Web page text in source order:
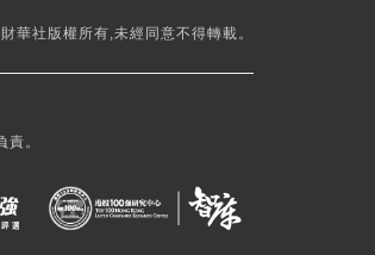
華社版權所有,未經同意不得轉載。
。